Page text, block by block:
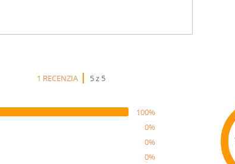
1 RECENZIA 5 z 5
100%
0%
0%
0%